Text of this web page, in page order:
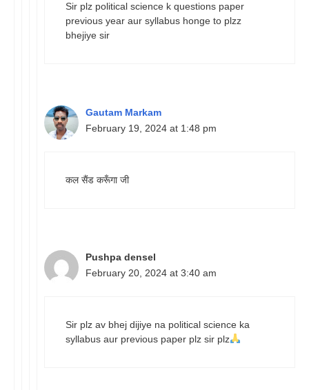
Sir plz political science k questions paper
previous year aur syllabus honge to plzz
bhejiye sir
Gautam Markam
February 19, 2024 at 1:48 pm
कल सैंड करूँगा जी
Pushpa densel
February 20, 2024 at 3:40 am
Sir plz av bhej dijiye na political science ka
syllabus aur previous paper plz sir plz